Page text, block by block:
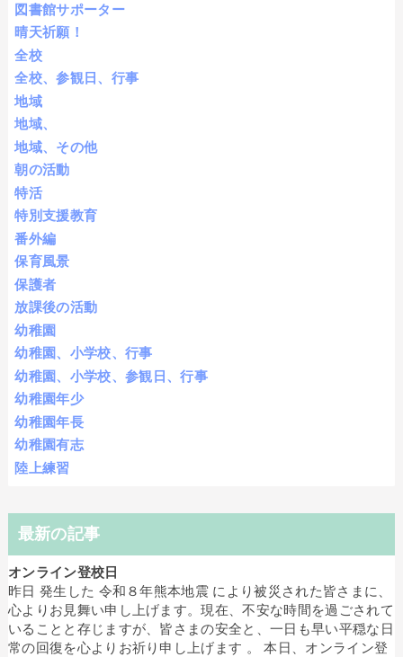
図書館サポーター
晴天祈願！
全校
全校、参観日、行事
地域
地域、
地域、その他
朝の活動
特活
特別支援教育
番外編
保育風景
保護者
放課後の活動
幼稚園
幼稚園、小学校、行事
幼稚園、小学校、参観日、行事
幼稚園年少
幼稚園年長
幼稚園有志
陸上練習
最新の記事
オンライン登校日
昨日 発生した 令和８年熊本地震 により被災された皆さまに、
心よりお見舞い申し上げます。現在、不安な時間を過ごされて
いることと存じますが、皆さまの安全と、一日も早い平穏な日
常の回復を心よりお祈り申し上げます 。 本日、オンライン登